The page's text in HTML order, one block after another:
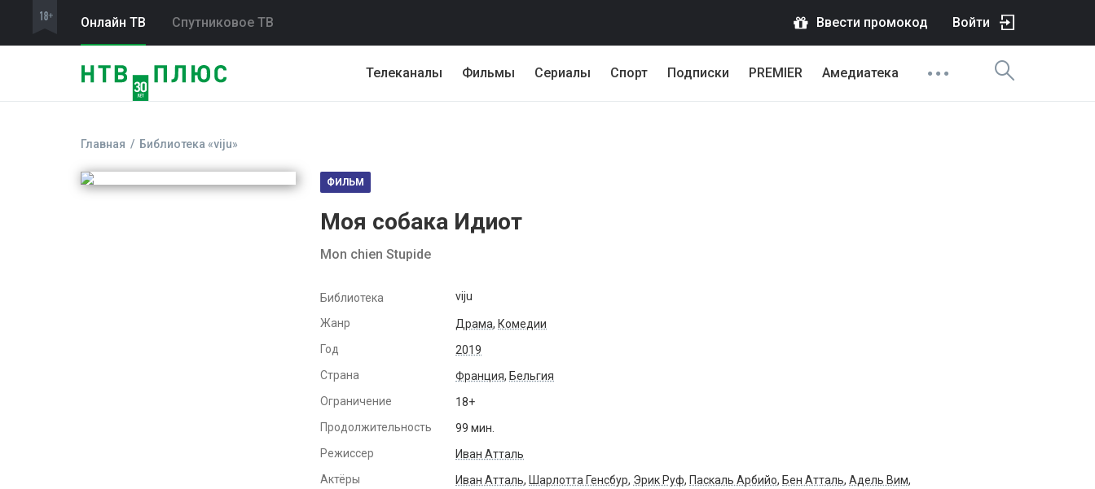
Онлайн ТВ Спутниковое ТВ Ввести промокод Войти
Телеканалы Фильмы Сериалы Спорт Подписки PREMIER Амедиатека
Главная Библиотека «viju»
ФИЛЬМ
Моя собака Идиот
Mon chien Stupide
Библиотека viju
Жанр Драма, Комедии
Год
2019
Страна
Франция, Бельгия
Ограничение
18+
Продолжительность
99 мин.
Режиссер
Иван Атталь
Актёры
Иван Атталь, Шарлотта Генсбур, Эрик Руф, Паскаль Арбийо, Бен Атталь, Адель Вим,